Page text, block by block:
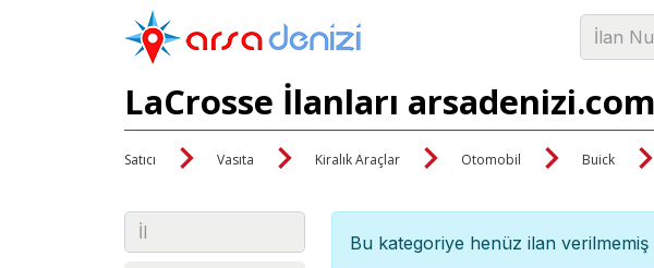
LaCrosse İlanları
Satıcı Vasıta Kiralık Araçlar Otomobil Buick
Bu kategoriye henüz ilan verilmemiş